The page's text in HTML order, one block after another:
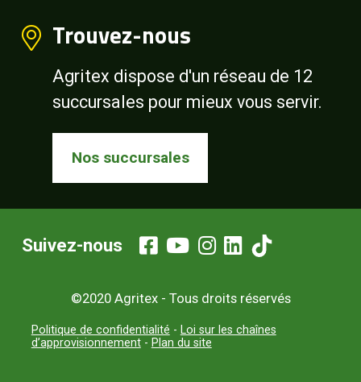
Trouvez-nous
Agritex dispose d'un réseau de 12
succursales pour mieux vous servir.
Nos succursales
©2020 Agritex - Tous droits réservés
Politique de confidentialité - Loi sur les chaînes
d’approvisionnement- Plan du site
Suivez-nous